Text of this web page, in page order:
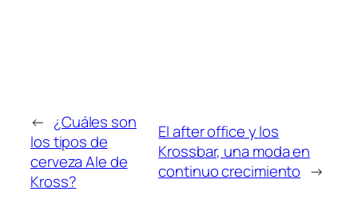
← ¿Cuáles son
los tipos de
cerveza Ale de
Kross?
El after office y los
Krossbar, una moda en
continuo crecimiento →